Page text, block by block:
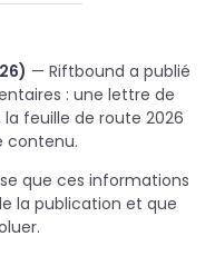
— Riftbound a publié
: une lettre de
la feuille de route 2026
contenu.
que ces informations
la publication et que